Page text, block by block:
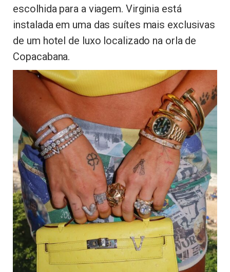
escolhida para a viagem. Virginia está
instalada em uma das suítes mais exclusivas
de um hotel de luxo localizado na orla de
Copacabana.